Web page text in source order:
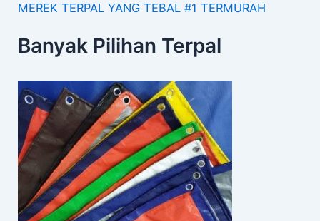
MEREK TERPAL YANG TEBAL #1 TERMURAH
Banyak Pilihan Terpal